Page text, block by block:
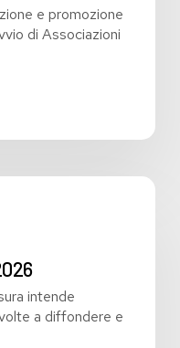
e promozione
di Associazioni
intende
a diffondere e